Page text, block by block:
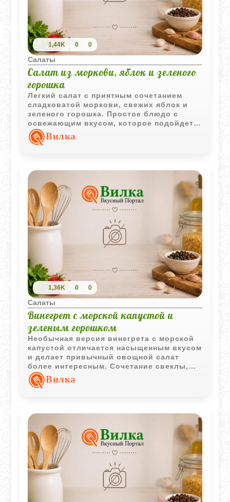
1,44K 0 0
Салаты
Салат из моркови, яблок и зеленого
горошка
Легкий салат с приятным сочетанием
сладковатой моркови, свежих яблок и
зеленого горошка. Простое блюдо с
освежающим вкусом, которое подойдет
для повседневного меню.
Вилка
1,36K 0 0
Салаты
Винегрет с морской капустой и
зеленым горошком
Необычная версия винегрета с морской
капустой отличается насыщенным вкусом
и делает привычный овощной салат
более интересным. Сочетание свеклы,
картофеля и горошка хорошо
дополняется морскими нотками.
Вилка